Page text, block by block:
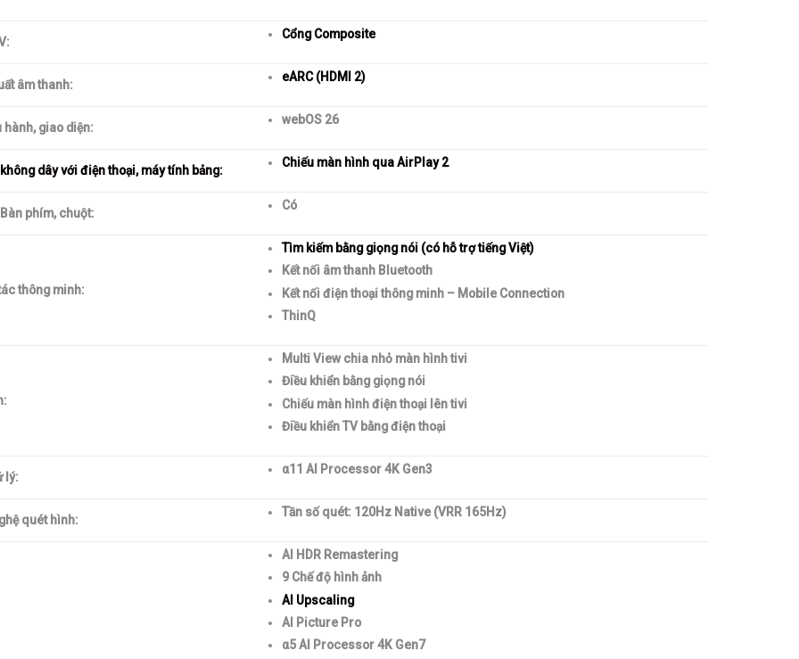
Cổng Composite
âm thanh:
eARC (HDMI 2)
hành, giao diện:
webOS 26
không dây với điện thoại, máy tính bảng:
Chiếu màn hình qua AirPlay 2
phím, chuột:
Có
thông minh:
Tìm kiếm bằng giọng nói (có hỗ trợ tiếng Việt)
Kết nối âm thanh Bluetooth
Kết nối điện thoại thông minh – Mobile Connection
ThinQ
Multi View chia nhỏ màn hình tivi
Điều khiển bằng giọng nói
Chiếu màn hình điện thoại lên tivi
Điều khiển TV bằng điện thoại
lý:
α11 AI Processor 4K Gen3
quét hình:
Tần số quét: 120Hz Native (VRR 165Hz)
AI HDR Remastering
9 Chế độ hình ảnh
AI Upscaling
AI Picture Pro
α5 AI Processor 4K Gen7